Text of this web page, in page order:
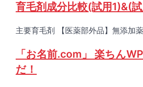
育毛剤成分比較(試用1)&(
主要育毛剤 【医薬部外品】無添加
「お名前.com」 楽ちん
だ！